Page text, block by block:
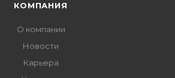
КОМПАНИЯ
О компании
Новости
Карьера